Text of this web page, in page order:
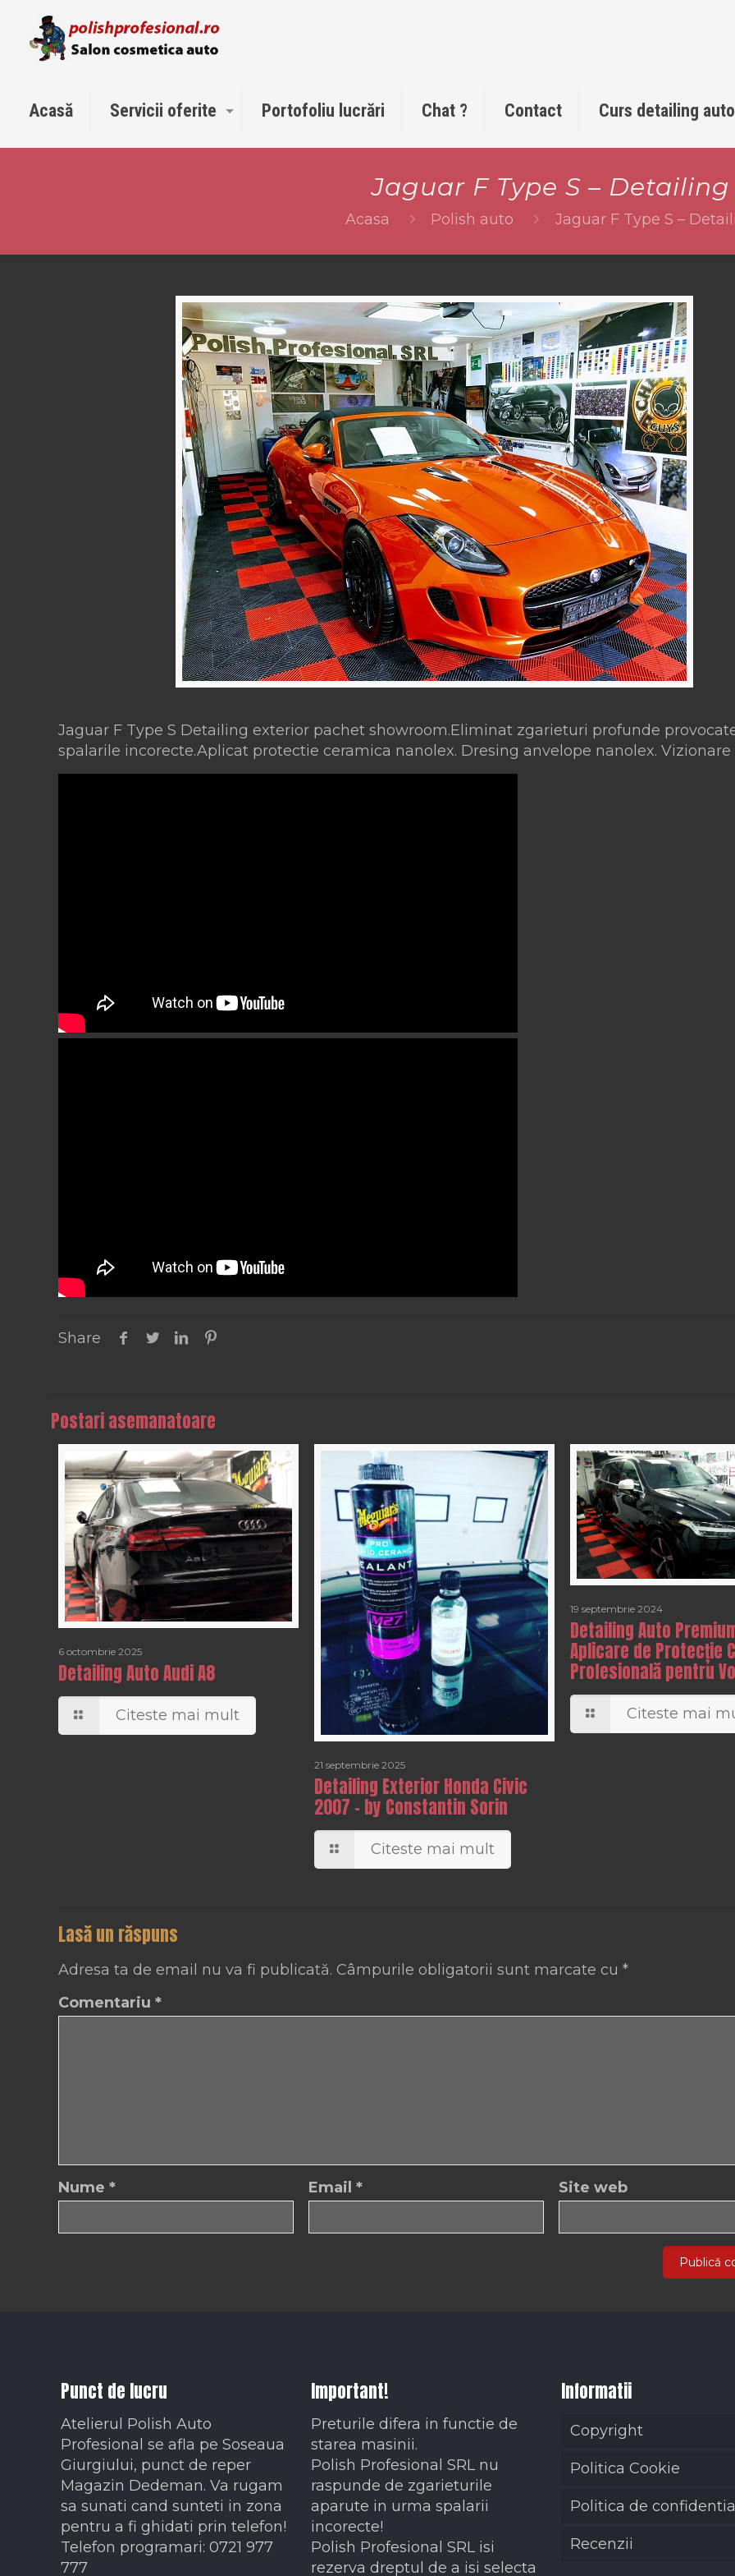
Acasă Servicii oferite Portofoliu lucrări Chat ? Contact Curs detailing auto
Jaguar F Type S – Detailing
Acasa Polish auto Jaguar F Type S –
Jaguar F Type S Detailing exterior pachet showroom.Eliminat zgarieturi profunde
spalarile incorecte.Aplicat protectie ceramica nanolex. Dresing anvelope nanolex.
Share
Postari asemanatoare
6 octombrie 2025
Detailing Auto Audi A8
Citeste mai mult
21 septembrie 2025
Detailing Exterior Honda Civic
2007 – by Constantin Sorin
Citeste mai mult
19 septembrie 2024
Detailing Auto
Aplicare de Protecție
Profesională pentru
Citeste mai
Lasă un răspuns
Adresa ta de email nu va fi publicată. Câmpurile obligatorii sunt marcate cu*
Comentariu*
Nume* Email* Site web
Punct de lucru
Atelierul Polish Auto
Profesional se afla pe Soseaua
Giurgiului, punct de reper
Magazin Dedeman. Va rugam
sa sunati cand sunteti in zona
pentru a fi ghidati prin telefon!
Telefon programari: 0721 977
777
Important!
Preturile difera in functie de
starea masinii.
Polish Profesional SRL nu
raspunde de zgarieturile
aparute in urma spalarii
incorecte!
Polish Profesional SRL isi
rezerva dreptul de a isi selecta
Informatii
Copyright
Politica Cookie
Politica de
Recenzii